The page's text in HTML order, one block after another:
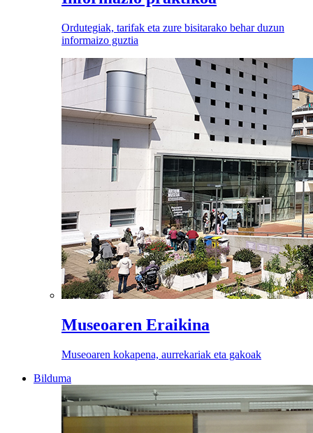
Ordutegiak, tarifak eta zure bisitarako behar duzun
informaizo guztia
Museoaren Eraikina
Museoaren kokapena, aurrekariak eta gakoak
Bilduma